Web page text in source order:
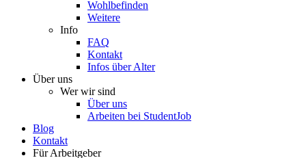
Wohlbefinden
Weitere
Info
FAQ
Kontakt
Infos über Alter
Über uns
Wer wir sind
Über uns
Arbeiten bei StudentJob
Blog
Kontakt
Für Arbeitgeber